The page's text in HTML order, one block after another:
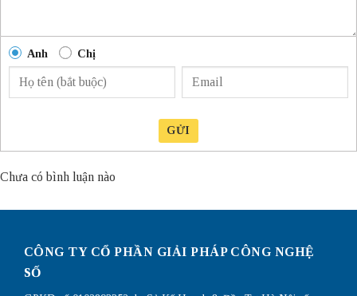
Anh Chị
GỬI
Chưa có bình luận nào
CÔNG TY CỔ PHẦN GIẢI PHÁP CÔNG NGHỆ
SỐ